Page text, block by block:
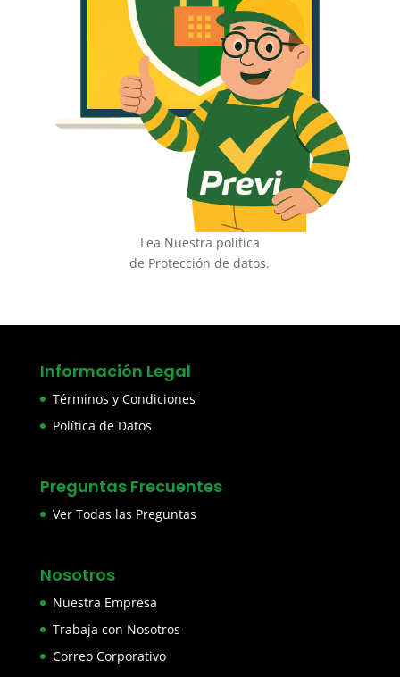
Lea Nuestra política
de Protección de datos.
Información Legal
Términos y Condiciones
Política de Datos
Preguntas Frecuentes
Ver Todas las Preguntas
Nosotros
Nuestra Empresa
Trabaja con Nosotros
Correo Corporativo